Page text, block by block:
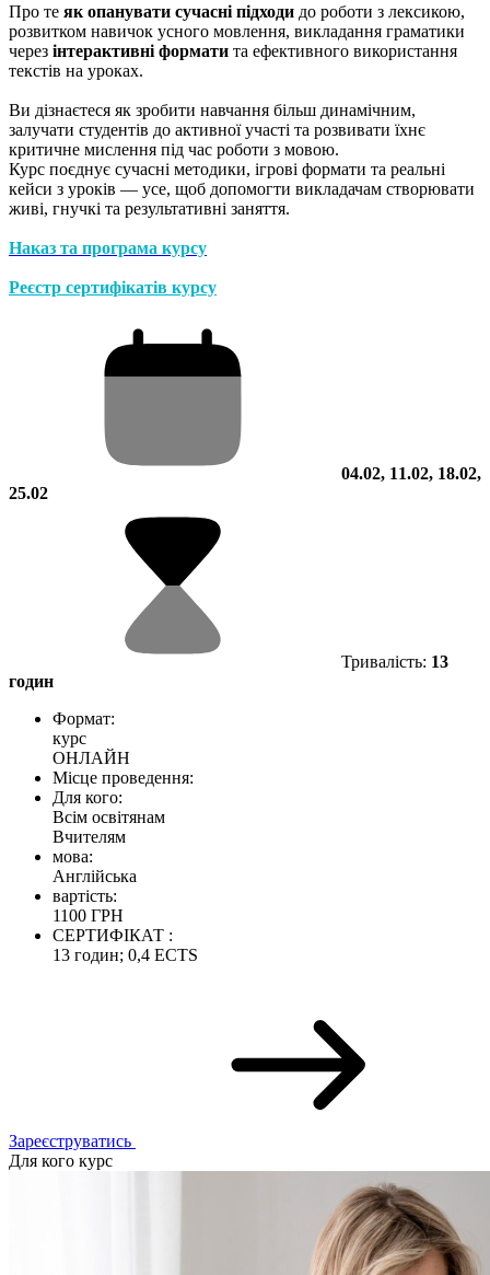
Про те як опанувати сучасні підходи до роботи з лексикою,
розвитком навичок усного мовлення, викладання граматики
через інтерактивні формати та ефективного використання
текстів на уроках.
​Ви дізнаєтеся як зробити навчання більш динамічним,
залучати студентів до активної участі та розвивати їхнє
критичне мислення під час роботи з мовою.
Курс поєднує сучасні методики, ігрові формати та реальні
кейси з уроків — усе, щоб допомогти викладачам створювати
живі, гнучкі та результативні заняття.
Наказ та програма курсу
Реєстр сертифікатів курсу
04.02, 11.02, 18.02,
25.02
Тривалість: 13
годин
Формат:
курс
ОНЛАЙН
Місце проведення:
Для кого:
Всім освітянам
Вчителям
мова:
Англійська
вартість:
1100 ГРН
СЕРТИФІКАТ :
13 годин; 0,4 ECTS
Зареєструватись
Для кого курс